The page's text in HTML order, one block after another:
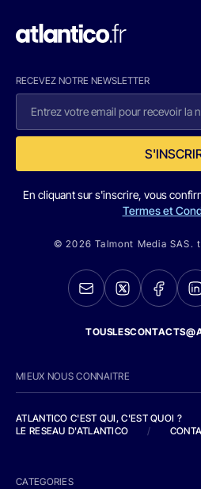
RECEVEZ NOTRE NEWSLETTER
En cliquant sur s'inscrire, vous
Termes et
© 2026 Talmont Media SAS.
MIEUX NOUS CONNAITRE
ATLANTICO C'EST QUI, C'EST QUOI ?
LE RESEAU D'ATLANTICO
/
CATEGORIES